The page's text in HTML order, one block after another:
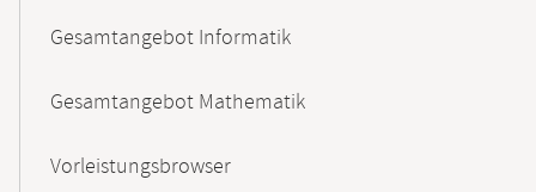
Gesamtangebot Informatik
Gesamtangebot Mathematik
Vorleistungsbrowser